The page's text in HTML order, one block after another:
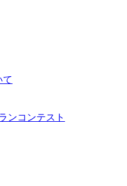
て
ンコンテスト